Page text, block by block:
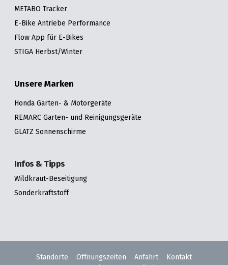
METABO Tracker
E-Bike Antriebe Performance
Flow App für E-Bikes
STIGA Herbst/Winter
Unsere Marken
Honda Garten- & Motorgeräte
REMARC Garten- und Reinigungsgeräte
GLATZ Sonnenschirme
Infos & Tipps
Wildkraut-Beseitigung
Sonderkraftstoff
Standorte Öffnungszeiten Anfahrt
Kontakt